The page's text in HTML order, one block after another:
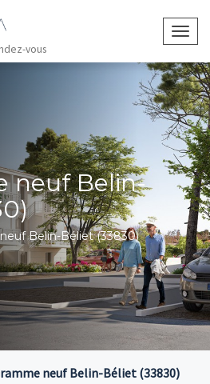
vous
neuf Belin-
Belin-Béliet (33830)
neuf Belin-Béliet (33830)